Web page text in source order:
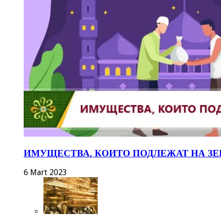
ИМУЩЕСТВА, КОИТО ПОДЛЕЖАТ НА
6 Mart 2023